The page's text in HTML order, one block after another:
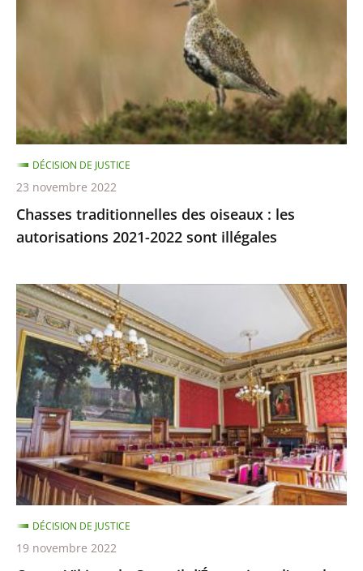
2022
sont
illégales
Chasses traditionnelles des oiseaux : les
autorisations 2021-2022 sont illégales
DÉCISION DE JUSTICE
23 novembre 2022
Ocean
Viking
:
le
Conseil
d’État
rejette
l’appel
demandant
qu’il
soit
mis
fin,
DÉCISION DE JUSTICE
19 novembre 2022